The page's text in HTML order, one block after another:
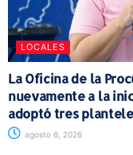
LOCALES
La Oficina de la
nuevamente a la
adoptó tres
agosto 6, 2026